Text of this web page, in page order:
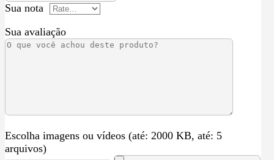
Sua nota
Sua avaliação
Escolha imagens ou vídeos (até: 2000 KB, até: 5
arquivos)